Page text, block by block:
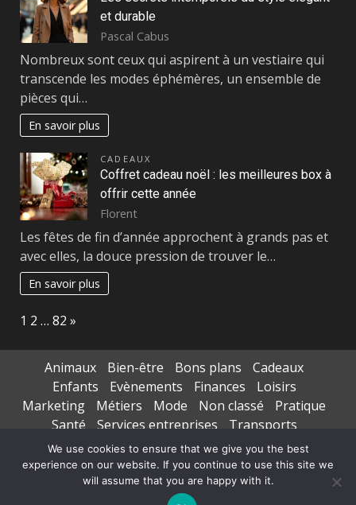
et durable
Pascal Cabus
Nombreux sont ceux qui aspirent à un vestiaire qui
transcende les modes éphémères, un ensemble de
pièces qui…
En savoir plus
CADEAUX
Coffret cadeau noël : les meilleures box à
offrir cette année
Florent
Les fêtes de fin d’année approchent à grands pas et
avec elles, la douce pression de trouver le…
En savoir plus
Page:
1 2 … 82 Next
»
Animaux Bien-être Bons plans
Cadeaux
Enfants
Evènements Finances
Loisirs
Marketing
Métiers Mode Non classé
Pratique
Santé
Services entreprises
Transports
Voyages séjours
Copyright © All rights reserved.|DarkNews
themes
We use cookies to ensure that we give you the best
experience on our website. If you continue to use this site we
will assume that you are happy with it.